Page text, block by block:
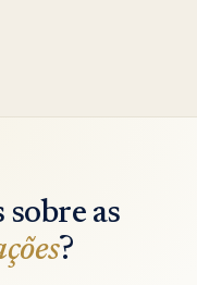
sobre as
?